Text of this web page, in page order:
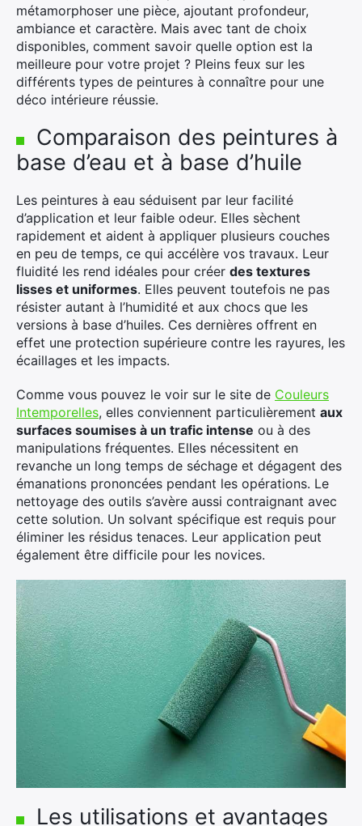
métamorphoser une pièce, ajoutant profondeur,
ambiance et caractère. Mais avec tant de choix
disponibles, comment savoir quelle option est la
meilleure pour votre projet ? Pleins feux sur les
différents types de peintures à connaître pour une
déco intérieure réussie.
Comparaison des peintures à
base d’eau et à base d’huile
Les peintures à eau séduisent par leur facilité
d’application et leur faible odeur. Elles sèchent
rapidement et aident à appliquer plusieurs couches
en peu de temps, ce qui accélère vos travaux. Leur
fluidité les rend idéales pour créer des textures
lisses et uniformes. Elles peuvent toutefois ne pas
résister autant à l’humidité et aux chocs que les
versions à base d’huiles. Ces dernières offrent en
effet une protection supérieure contre les rayures, les
écaillages et les impacts.
Comme vous pouvez le voir sur le site de Couleurs
Intemporelles, elles conviennent particulièrement aux
surfaces soumises à un trafic intense ou à des
manipulations fréquentes. Elles nécessitent en
revanche un long temps de séchage et dégagent des
émanations prononcées pendant les opérations. Le
nettoyage des outils s’avère aussi contraignant avec
cette solution. Un solvant spécifique est requis pour
éliminer les résidus tenaces. Leur application peut
également être difficile pour les novices.
Les utilisations et avantages